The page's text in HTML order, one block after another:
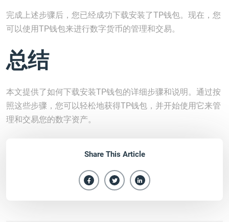
完成上述步骤后，您已经成功下载安装了TP钱包。现在，您
可以使用TP钱包来进行数字货币的管理和交易。
总结
本文提供了如何下载安装TP钱包的详细步骤和说明。通过按
照这些步骤，您可以轻松地获得TP钱包，并开始使用它来管
理和交易您的数字资产。
Share This Article